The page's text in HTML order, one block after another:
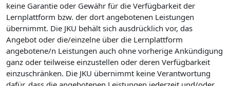
keine Garantie oder Gewähr für die Verfügbarkeit der
Lernplattform bzw. der dort angebotenen Leistungen
übernimmt. Die JKU behält sich ausdrücklich vor, das
Angebot oder die/einzelne über die Lernplattform
angebotene/n Leistungen auch ohne vorherige Ankündigung
ganz oder teilweise einzustellen oder deren Verfügbarkeit
einzuschränken. Die JKU übernimmt keine Verantwortung